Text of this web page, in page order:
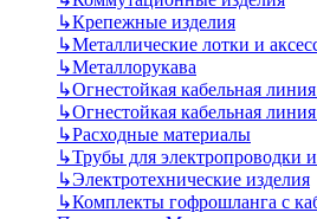
↳Крепежные изделия
↳Металлические лотки и
↳Металлорукава
↳Огнестойкая кабельная
↳Огнестойкая кабельная
↳Расходные материалы
↳Трубы для электропроводки
↳Электротехнические изделия
↳Комплекты гофрошланга с